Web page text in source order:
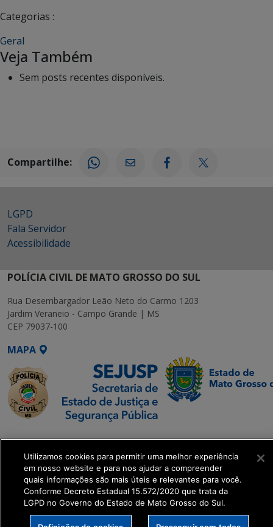
Categorias :
Geral
Veja Também
Sem posts recentes disponíveis.
Compartilhe:
LGPD
Fala Servidor
Acessibilidade
POLÍCIA CIVIL DE MATO GROSSO DO SUL
Rua Desembargador Leão Neto do Carmo 1203
Jardim Veraneio - Campo Grande | MS
CEP 79037-100
MAPA
SETDIG | Secretaria-
Executiva de
Transformação Digital
get_footer();
Utilizamos cookies para permitir uma melhor experiência
em nosso website e para nos ajudar a compreender
quais informações são mais úteis e relevantes para você.
Conforme Decreto Estadual 15.572/2020 que trata da
LGPD no Governo do Estado de Mato Grosso do Sul.